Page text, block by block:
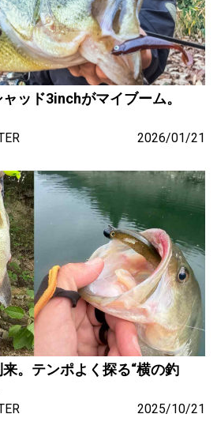
ッド3inchがマイブーム。
2026/01/21
。テンポよく探る“横の釣
2025/10/21